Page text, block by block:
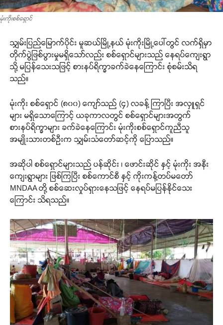
မုံးကိုးစစ်ရှောင်
သျှမ်းပြည်မြောက်ပိုင်း မူဆယ်မြို့နယ် မုံးကိုးမြို့ပေါ်တွင် လက်ရှိမှာ
တိုက်ပွဲဖြစ်ပွားမှုမရှိသော်လည်း စစ်ရှောင်များသည် နေရပ်ကျေးရွာ
သို့ မပြန်သေးသဖြင့် စားနပ်ရိက္ခာခက်ခဲနေကြောင်း စုံစမ်းသိရ
သည်။
မုံးကိုး စစ်ရှောင် (၈၀၀) ကျော်သည် (၄) လခန့် ကြာပြီး အလှူရှင်
များ မရှိသောကြောင့် ယခုကာလတွင် စစ်ရှောင်များအတွက်
စားနပ်ရိက္ခာများ ခက်ခဲနေကြောင်း မုံးကိုးစစ်ရှောင်ကူညီသူ
အမျိုးသားတစ်ဦးက သျှမ်းသံတော်ဆင့်ကို ပြောသည်။
အဆိုပါ စစ်ရှောင်များသည် ပန်ဆိုင်း ၊ ဖောင်းဆိုင် နှင့် မုံးကိုး အနီး
ကျေးရွာများ ဖြစ်ကြပြီး စစ်ကောင်စီ နှင့် ကိုးကန့်တပ်မတော်
MNDAA တို့ စစ်ဆေးလှုပ်ရှားနေသဖြင့် နေရပ်မပြန်နိုင်သေး
ကြောင်း သိရသည်။